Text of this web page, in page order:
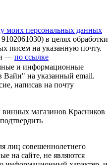
моих персональных данных
в целях обработки
писем на указанную почту.
— по ссылке
и информационные
на указанный email.
написав на почту
винных магазинов Красников
лиц совешеннолетнего
на сайте, не являются